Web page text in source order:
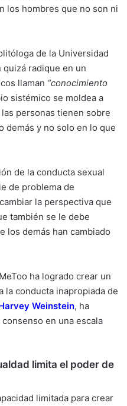
los hombres que no son ni
de la Universidad
radique en un
llaman “conocimiento
sistémico se moldea a
personas tienen sobre
demás y no solo en lo que
de la conducta sexual
de problema de
la perspectiva que
también se le debe
los demás han cambiado
ha logrado crear un
la conducta inapropiada de
Weinstein, ha
en una escala
limita el poder de
limitada para crear